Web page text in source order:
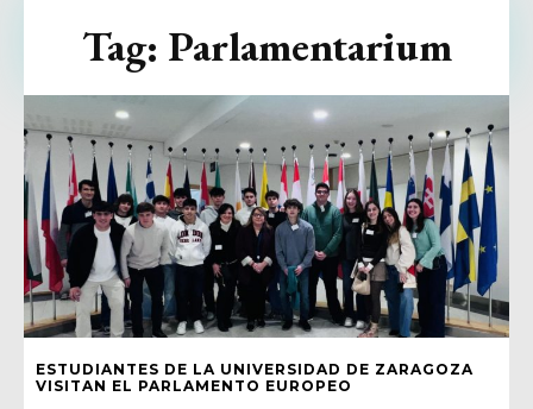
ESTUDIANTES DE LA UNIVERSIDAD DE ZARAGOZA
VISITAN EL PARLAMENTO EUROPEO
Tag: Parlamentarium